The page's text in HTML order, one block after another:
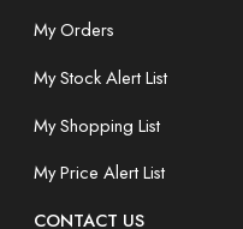
My Orders
My Stock Alert List
My Shopping List
My Price Alert List
CONTACT US